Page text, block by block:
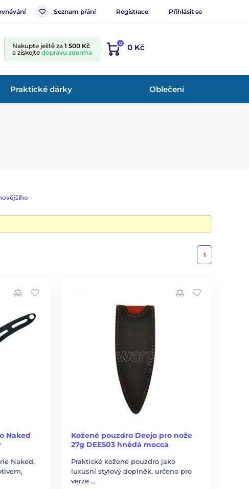
Seznam přání Registrace Přihlásit se
Nakupte ještě za 1 500 Kč
a získejte dopravu zdarma
0 0 Kč
Praktické dárky Oblečení
1
Naked
Naked,
Kožené pouzdro Deejo pro nože
27g DEE503 hnědá mocca
Praktické kožené pouzdro jako
luxusní stylový doplněk, určeno pro
verze …